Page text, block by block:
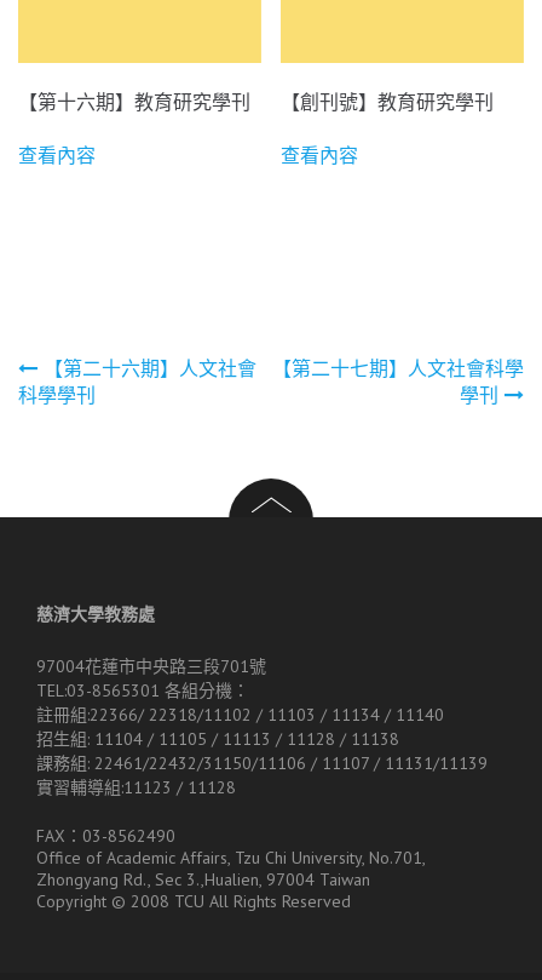
【第十六期】教育研究學刊
查看內容
【創刊號】教育研究學刊
查看內容
文
章
【第二十六期】人文社會
科學學刊
【第二十七期】人文社會科學
學刊
慈濟大學教務處
97004花蓮市中央路三段701號
TEL:03-8565301 各組分機：
註冊組:22366/ 22318/11102 / 11103 / 11134 / 11140
招生組: 11104 / 11105 / 11113 / 11128 / 11138
課務組: 22461/22432/31150/11106 / 11107 / 11131/11139
實習輔導組:11123 / 11128
FAX：03-8562490
Office of Academic Affairs, Tzu Chi University, No.701,
Zhongyang Rd., Sec 3.,Hualien, 97004 Taiwan
Copyright © 2008 TCU All Rights Reserved